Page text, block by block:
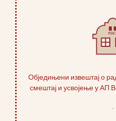
Обједињени извештај о
смештај и усвојење у АП
.